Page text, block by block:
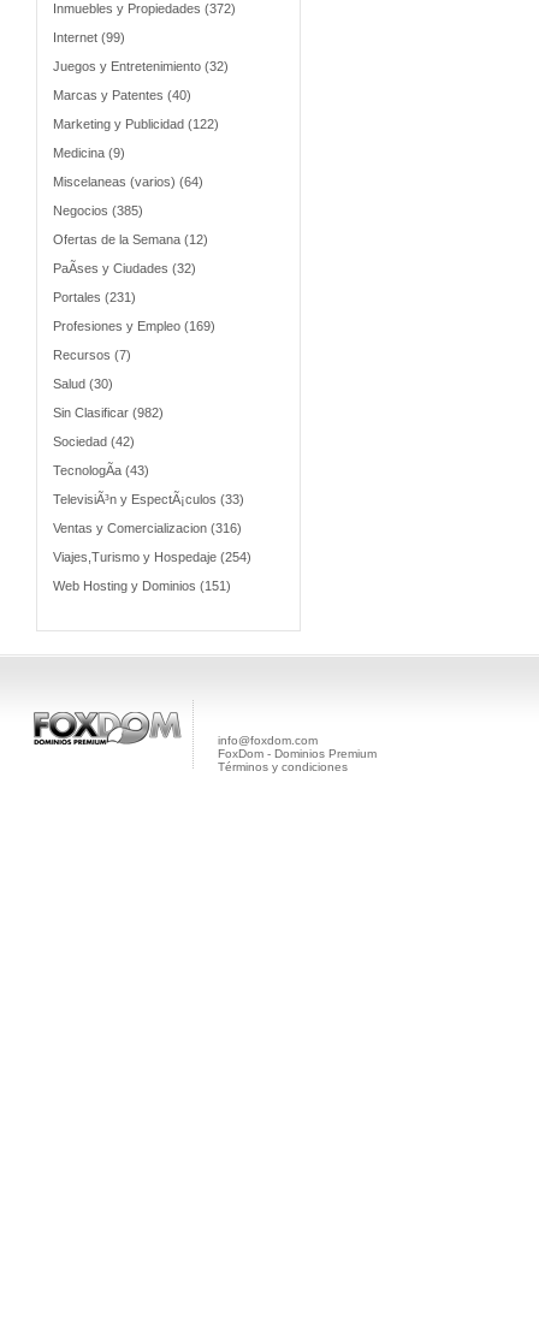
Inmuebles y Propiedades (372)
Internet (99)
Juegos y Entretenimiento (32)
Marcas y Patentes (40)
Marketing y Publicidad (122)
Medicina (9)
Miscelaneas (varios) (64)
Negocios (385)
Ofertas de la Semana (12)
PaÃ­ses y Ciudades (32)
Portales (231)
Profesiones y Empleo (169)
Recursos (7)
Salud (30)
Sin Clasificar (982)
Sociedad (42)
TecnologÃ­a (43)
TelevisiÃ³n y EspectÃ¡culos (33)
Ventas y Comercializacion (316)
Viajes,Turismo y Hospedaje (254)
Web Hosting y Dominios (151)
info@foxdom.com
FoxDom - Dominios Premium
Términos y condiciones